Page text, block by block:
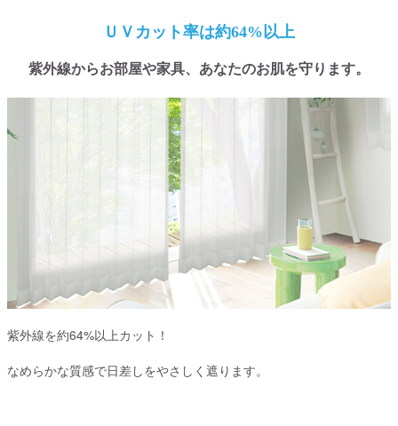
ＵＶカット率は約64%以上
紫外線からお部屋や家具、あなたのお肌を守ります。
紫外線を約64%以上カット！
なめらかな質感で日差しをやさしく遮ります。